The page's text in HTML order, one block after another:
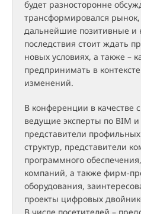
будет разносторонне
трансформировался рынок,
дальнейшие позитивные и
последствия стоит ждать
новых условиях, а также –
предпринимать в
изменений.
В конференции в качестве
ведущие эксперты по BIM и
представители
структур, представители
программного
компаний, а также фирм-
оборудования,
проекты цифровых